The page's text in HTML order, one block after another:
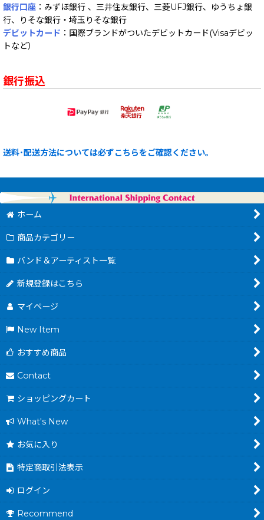
銀行口座 ：みずほ銀行 、三井住友銀行、三菱UFJ銀行、ゆうちょ銀
行、りそな銀行・埼玉りそな銀行
デビットカード ：国際ブランドがついたデビットカード(Visaデビッ
トなど）
銀行振込
送料･配送方法については必ずこちらをご確認ください。
ホーム
商品カテゴリー
バンド＆アーティスト一覧
新規登録はこちら
マイページ
New Item
おすすめ商品
Contact
ショッピングカート
What's New
お気に入り
特定商取引法表示
ログイン
Recommend